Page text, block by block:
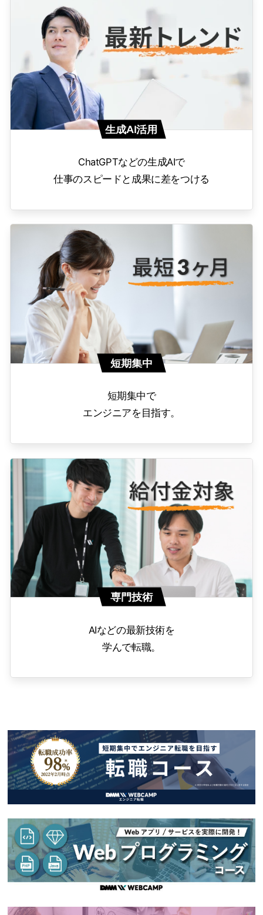
生成AI活用
ChatGPTなどの生成AIで
仕事のスピードと成果に差をつける
短期集中
短期集中で
エンジニアを目指す。
専門技術
AIなどの最新技術を
学んで転職。